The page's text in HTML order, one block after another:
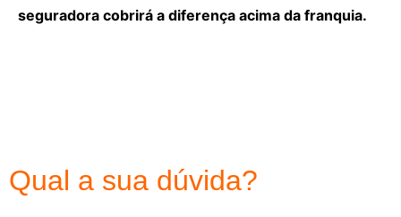
seguradora cobrirá a diferença acima da franquia.
Qual a sua dúvida?